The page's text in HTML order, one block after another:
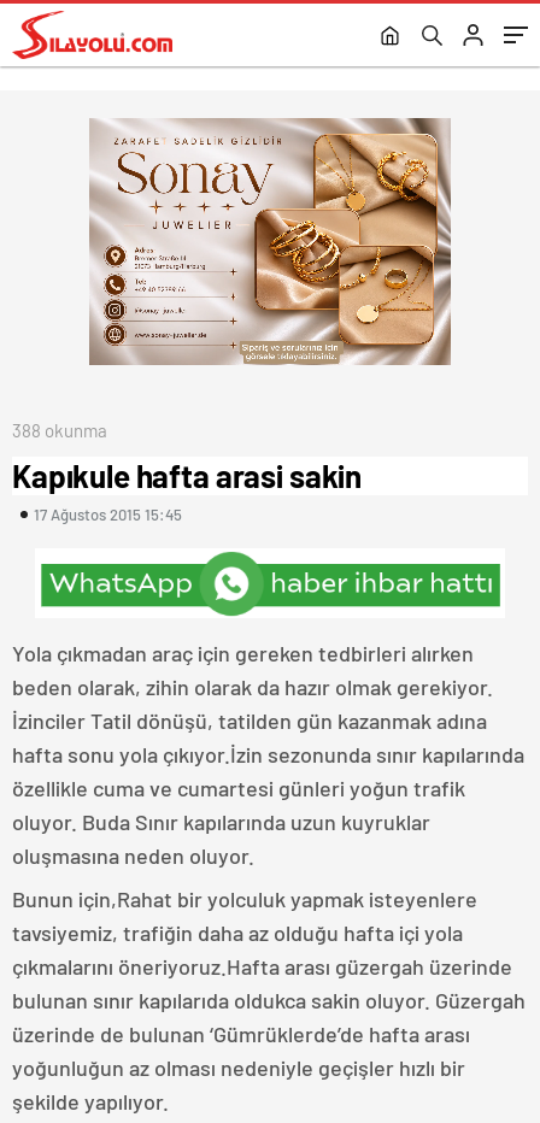
388 okunma
Kapıkule hafta arasi sakin
17 Ağustos 2015 15:45
Yola çıkmadan araç için gereken tedbirleri alırken
beden olarak, zihin olarak da hazır olmak gerekiyor.
İzinciler Tatil dönüşü, tatilden gün kazanmak adına
hafta sonu yola çıkıyor.İzin sezonunda sınır kapılarında
özellikle cuma ve cumartesi günleri yoğun trafik
oluyor. Buda Sınır kapılarında uzun kuyruklar
oluşmasına neden oluyor.
Bunun için,Rahat bir yolculuk yapmak isteyenlere
tavsiyemiz, trafiğin daha az olduğu hafta içi yola
çıkmalarını öneriyoruz.Hafta arası güzergah üzerinde
bulunan sınır kapılarıda oldukca sakin oluyor. Güzergah
üzerinde de bulunan ‘Gümrüklerde’de hafta arası
yoğunluğun az olması nedeniyle geçişler hızlı bir
şekilde yapılıyor.